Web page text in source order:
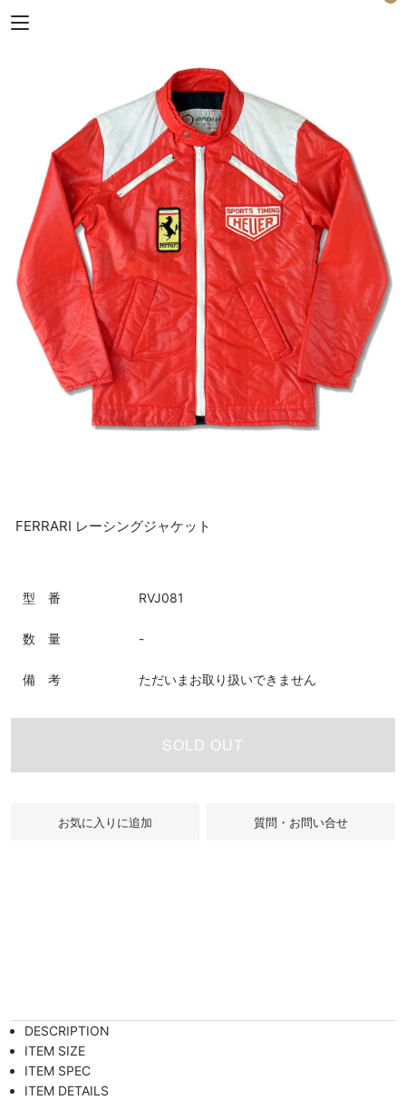
FERRARI レーシングジャケット
型 番 RVJ081
数 量 -
備 考 ただいまお取り扱いできません
質問・お問い合せ
DESCRIPTION
ITEM SIZE
ITEM SPEC
ITEM DETAILS